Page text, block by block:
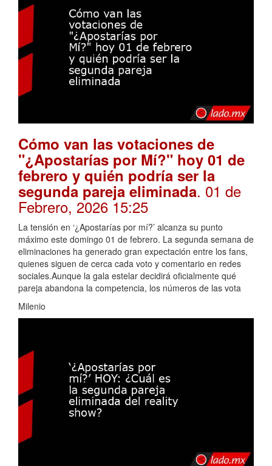
Cómo van las votaciones de
"¿Apostarías por Mí?" hoy 01 de
febrero y quién podría ser la
segunda pareja eliminada. 01 de
Febrero, 2026 15:25
La tensión en ‘¿Apostarías por mí?’ alcanza su punto
máximo este domingo 01 de febrero. La segunda semana de
eliminaciones ha generado gran expectación entre los fans,
quienes siguen de cerca cada voto y comentario en redes
sociales.Aunque la gala estelar decidirá oficialmente qué
pareja abandona la competencia, los números de las vota
Milenio